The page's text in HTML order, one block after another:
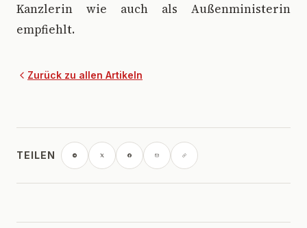
Kanzlerin wie auch als Außenministerin
empfiehlt.
Zurück zu allen Artikeln
TEILEN